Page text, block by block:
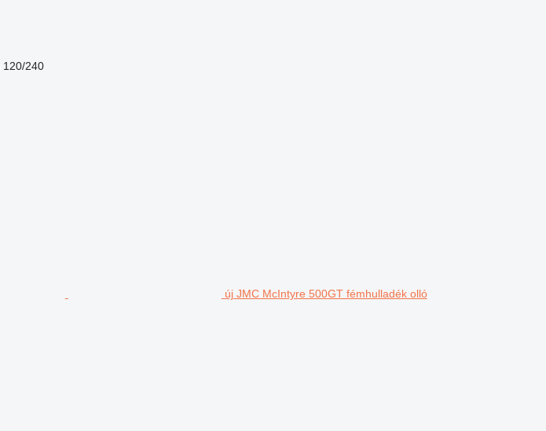
120/240
új JMC McIntyre 500GT fémhulladék olló